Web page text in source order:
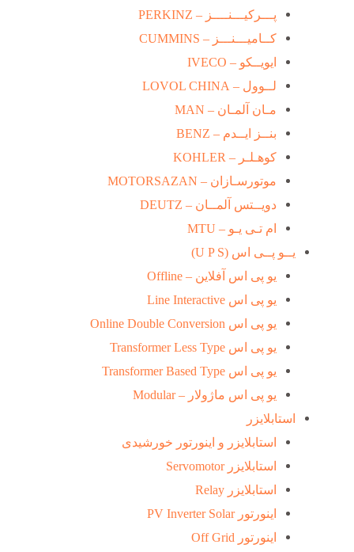
پـــرکیـــنــــز – PERKINZ
کــامیـــنـــز – CUMMINS
ایویــکو – IVECO
لــوول – LOVOL CHINA
مـان آلمـان – MAN
بنــز ایــدم – BENZ
کوهـلـر – KOHLER
موتورسـازان – MOTORSAZAN
دویــتس آلمــان – DEUTZ
ام تـی یـو – MTU
یــو پــی اس (U P S)
یو پی اس آفلاین – Offline
یو پی اس Line Interactive
یو پی اس Online Double Conversion
یو پی اس Transformer Less Type
یو پی اس Transformer Based Type
یو پی اس ماژولار – Modular
استابلایزر
استابلایزر و اینورتور خورشیدی
استابلایزر Servomotor
استابلایزر Relay
اینورتور PV Inverter Solar
اینورتور Off Grid